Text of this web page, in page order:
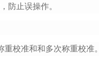
防止误操作。
校准和和多次称重校准。